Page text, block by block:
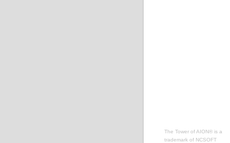
The Tower of AION® is a
trademark of NCSOFT